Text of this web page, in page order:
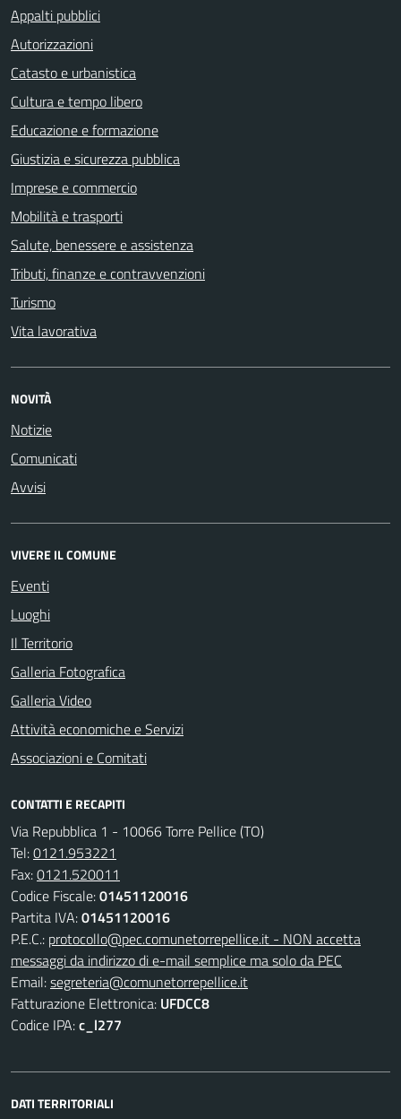
Appalti pubblici
Autorizzazioni
Catasto e urbanistica
Cultura e tempo libero
Educazione e formazione
Giustizia e sicurezza pubblica
Imprese e commercio
Mobilità e trasporti
Salute, benessere e assistenza
Tributi, finanze e contravvenzioni
Turismo
Vita lavorativa
NOVITÀ
Notizie
Comunicati
Avvisi
VIVERE IL COMUNE
Eventi
Luoghi
Il Territorio
Galleria Fotografica
Galleria Video
Attività economiche e Servizi
Associazioni e Comitati
CONTATTI E RECAPITI
Via Repubblica 1 - 10066 Torre Pellice (TO)
Tel:0121.953221
Fax:0121.520011
Codice Fiscale:01451120016
Partita IVA:01451120016
P.E.C.: protocollo@pec.comunetorrepellice.it - NON accetta
messaggi da indirizzo di e-mail semplice ma solo da PEC
Email:segreteria@comunetorrepellice.it
Fatturazione Elettronica: UFDCC8
Codice IPA:c_l277
DATI TERRITORIALI